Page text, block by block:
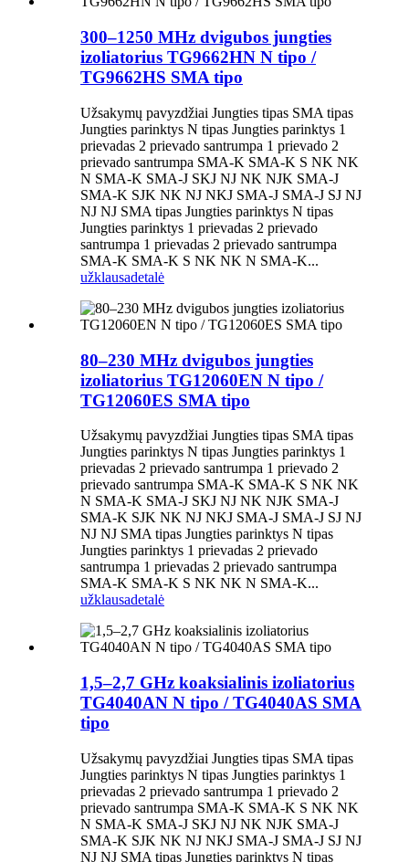
300–1250 MHz dvigubos jungties
izoliatorius TG9662HN N tipo /
TG9662HS SMA tipo
Užsakymų pavyzdžiai Jungties tipas SMA tipas
Jungties parinktys N tipas Jungties parinktys 1
prievadas 2 prievado santrumpa 1 prievado 2
prievado santrumpa SMA-K SMA-K S NK NK
N SMA-K SMA-J SKJ NJ NK NJK SMA-J
SMA-K SJK NK NJ NKJ SMA-J SMA-J SJ NJ
NJ NJ SMA tipas Jungties parinktys N tipas
Jungties parinktys 1 prievadas 2 prievado
santrumpa 1 prievadas 2 prievado santrumpa
SMA-K SMA-K S NK NK N SMA-K...
užklausadetalė
80–230 MHz dvigubos jungties
izoliatorius TG12060EN N tipo /
TG12060ES SMA tipo
Užsakymų pavyzdžiai Jungties tipas SMA tipas
Jungties parinktys N tipas Jungties parinktys 1
prievadas 2 prievado santrumpa 1 prievado 2
prievado santrumpa SMA-K SMA-K S NK NK
N SMA-K SMA-J SKJ NJ NK NJK SMA-J
SMA-K SJK NK NJ NKJ SMA-J SMA-J SJ NJ
NJ NJ SMA tipas Jungties parinktys N tipas
Jungties parinktys 1 prievadas 2 prievado
santrumpa 1 prievadas 2 prievado santrumpa
SMA-K SMA-K S NK NK N SMA-K...
užklausadetalė
1,5–2,7 GHz koaksialinis izoliatorius
TG4040AN N tipo / TG4040AS SMA
tipo
Užsakymų pavyzdžiai Jungties tipas SMA tipas
Jungties parinktys N tipas Jungties parinktys 1
prievadas 2 prievado santrumpa 1 prievado 2
prievado santrumpa SMA-K SMA-K S NK NK
N SMA-K SMA-J SKJ NJ NK NJK SMA-J
SMA-K SJK NK NJ NKJ SMA-J SMA-J SJ NJ
NJ NJ SMA tipas Jungties parinktys N tipas